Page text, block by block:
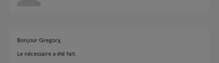
Bonjour Gregory,
Le nécessaire a été fait.